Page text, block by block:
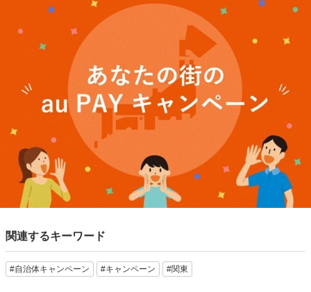
関連するキーワード
#自治体キャンペーン #キャンペーン #関東